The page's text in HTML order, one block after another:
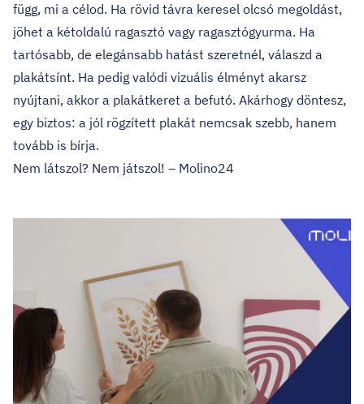
függ, mi a célod. Ha rövid távra keresel olcsó megoldást,
jöhet a kétoldalú ragasztó vagy ragasztógyurma. Ha
tartósabb, de elegánsabb hatást szeretnél, válaszd a
plakátsínt. Ha pedig valódi vizuális élményt akarsz
nyújtani, akkor a plakátkeret a befutó. Akárhogy döntesz,
egy biztos: a jól rögzített plakát nemcsak szebb, hanem
tovább is bírja.
Nem látszol? Nem játszol! – Molino24